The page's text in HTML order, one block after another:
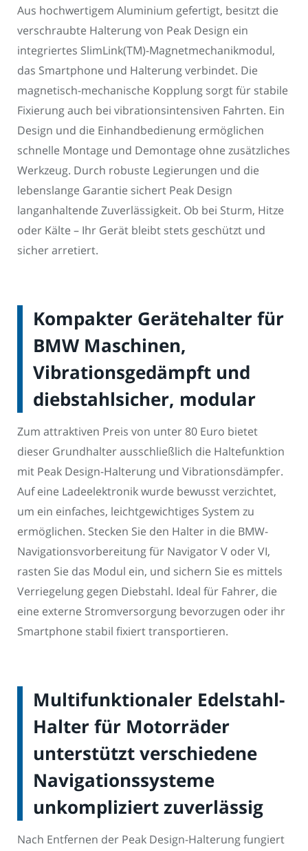
Aus hochwertigem Aluminium gefertigt, besitzt die
verschraubte Halterung von Peak Design ein
integriertes SlimLink(TM)-Magnetmechanikmodul,
das Smartphone und Halterung verbindet. Die
magnetisch-mechanische Kopplung sorgt für stabile
Fixierung auch bei vibrationsintensiven Fahrten. Ein
Design und die Einhandbedienung ermöglichen
schnelle Montage und Demontage ohne zusätzliches
Werkzeug. Durch robuste Legierungen und die
lebenslange Garantie sichert Peak Design
langanhaltende Zuverlässigkeit. Ob bei Sturm, Hitze
oder Kälte – Ihr Gerät bleibt stets geschützt und
sicher arretiert.
Kompakter Gerätehalter für
BMW Maschinen,
Vibrationsgedämpft und
diebstahlsicher, modular
Zum attraktiven Preis von unter 80 Euro bietet
dieser Grundhalter ausschließlich die Haltefunktion
mit Peak Design-Halterung und Vibrationsdämpfer.
Auf eine Ladeelektronik wurde bewusst verzichtet,
um ein einfaches, leichtgewichtiges System zu
ermöglichen. Stecken Sie den Halter in die BMW-
Navigationsvorbereitung für Navigator V oder VI,
rasten Sie das Modul ein, und sichern Sie es mittels
Verriegelung gegen Diebstahl. Ideal für Fahrer, die
eine externe Stromversorgung bevorzugen oder ihr
Smartphone stabil fixiert transportieren.
Multifunktionaler Edelstahl-
Halter für Motorräder
unterstützt verschiedene
Navigationssysteme
unkompliziert zuverlässig
Nach Entfernen der Peak Design-Halterung fungiert